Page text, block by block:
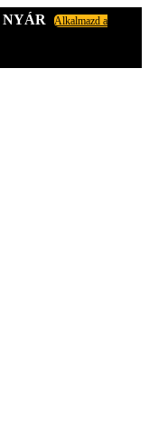
NYÁR
Alkalmazd a